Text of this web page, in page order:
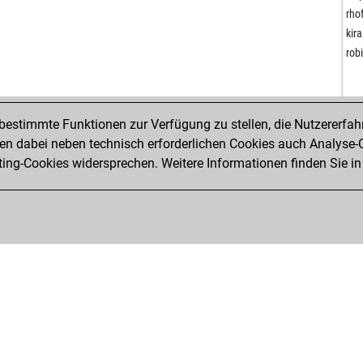
ali3
Funktionen zur Verfügung zu stellen, die
dabei neben technisch erforderlichen Cookies auch
Cookies widersprechen. Weitere Informationen finden Sie